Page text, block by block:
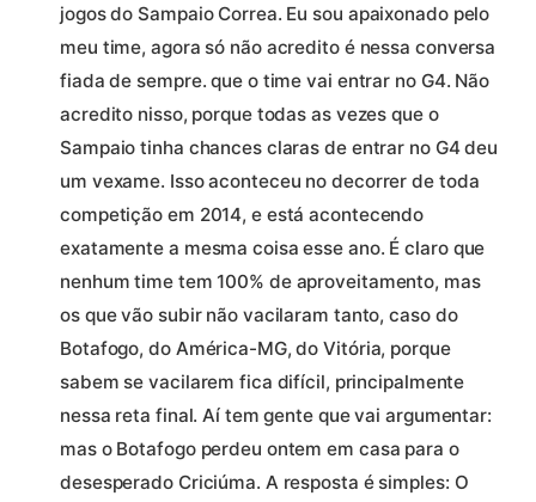
jogos do Sampaio Correa. Eu sou apaixonado pelo
meu time, agora só não acredito é nessa conversa
fiada de sempre. que o time vai entrar no G4. Não
acredito nisso, porque todas as vezes que o
Sampaio tinha chances claras de entrar no G4 deu
um vexame. Isso aconteceu no decorrer de toda
competição em 2014, e está acontecendo
exatamente a mesma coisa esse ano. É claro que
nenhum time tem 100% de aproveitamento, mas
os que vão subir não vacilaram tanto, caso do
Botafogo, do América-MG, do Vitória, porque
sabem se vacilarem fica difícil, principalmente
nessa reta final. Aí tem gente que vai argumentar:
mas o Botafogo perdeu ontem em casa para o
desesperado Criciúma. A resposta é simples: O